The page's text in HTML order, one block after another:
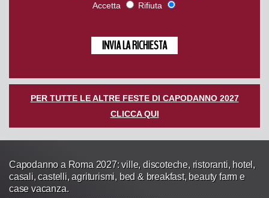
Accetta
Rifiuta
PER TUTTE LE ALTRE FESTE DI CAPODANNO 2027
CLICCA QUI
Capodanno a Roma 2027: ville, discoteche, ristoranti, hotel,
casali, castelli, agriturismi, bed & breakfast, beauty farm e
case vacanza.